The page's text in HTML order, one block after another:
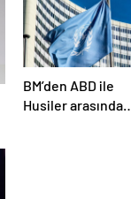
BM’den ABD ile
Husiler arasında